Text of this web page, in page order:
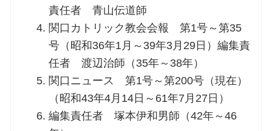
ご利用にあたって
交通・アクセス
責任者 青山伝道師
関口カトリック教会会報 第1号～第35
号（昭和36年1月～39年3月29日）編集責
任者 渡辺治師（35年～38年）
関口ニュース 第1号～第200号（現在）
（昭和43年4月14日～61年7月27日）
編集責任者 塚本伊和男師（42年～46